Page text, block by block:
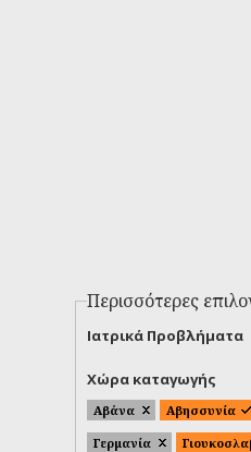
Περισσότερες
Ιατρικά Προβλήματα
Χώρα καταγωγής
Αβάνα Αβησσυνία
Γερμανία